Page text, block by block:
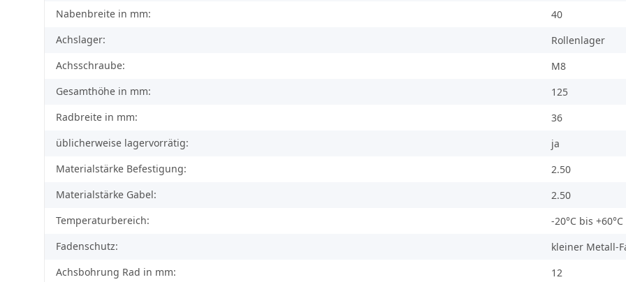
Nabenbreite in mm:
40
Achslager:
Rollenlager
Achsschraube:
M8
Gesamthöhe in mm:
125
Radbreite in mm:
36
üblicherweise lagervorrätig:
ja
Materialstärke Befestigung:
2.50
Materialstärke Gabel:
2.50
Temperaturbereich:
-20°C bis +60°C
Fadenschutz:
kleiner Metall-
Achsbohrung Rad in mm:
12